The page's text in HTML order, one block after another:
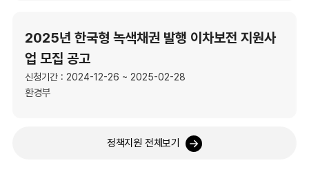
2025년 한국형 녹색채권 발행 이차보전 지원사
업 모집 공고
신청기간 : 2024-12-26 ~ 2025-02-28
환경부
정책지원 전체보기